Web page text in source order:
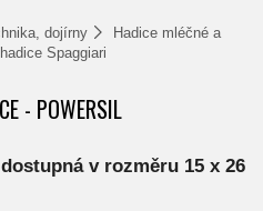
dojírny
Hadice mléčné a
Spaggiari
- POWERSIL
v rozměru 15 x 26